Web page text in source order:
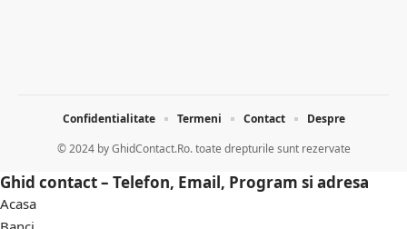
© 2024 byGhidContact.Ro. toate drepturile sunt rezervate
Confidentialitate Termeni Contact Despre
Ghid contact – Telefon, Email, Program si adresa
Acasa